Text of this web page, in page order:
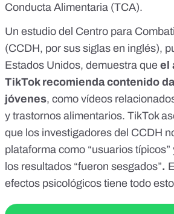
Conducta Alimentaria (TCA).
Un estudio del Centro para
(CCDH, por sus siglas en inglés),
Estados Unidos, demuestra que el
TikTok recomienda contenido
jóvenes, como vídeos
y trastornos alimentarios. TikTok
que los investigadores del CCDH
plataforma como “usuarios
los resultados “fueron sesgados”.
efectos psicológicos tiene todo